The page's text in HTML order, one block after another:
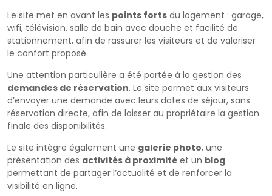
Le site met en avant les points forts du logement : garage,
wifi, télévision, salle de bain avec douche et facilité de
stationnement, afin de rassurer les visiteurs et de valoriser
le confort proposé.
Une attention particulière a été portée à la gestion des
demandes de réservation. Le site permet aux visiteurs
d’envoyer une demande avec leurs dates de séjour, sans
réservation directe, afin de laisser au propriétaire la gestion
finale des disponibilités.
Le site intègre également une galerie photo, une
présentation des activités à proximité et un blog
permettant de partager l’actualité et de renforcer la
visibilité en ligne.